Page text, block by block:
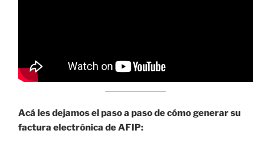
Acá les dejamos el paso a paso de cómo generar su
factura electrónica de AFIP: